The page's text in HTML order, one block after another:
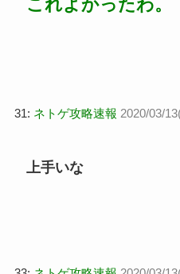
これよかったわ。
31: ネトゲ攻略速報 2020/03/
上手いな